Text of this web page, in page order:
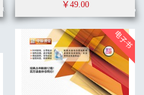
￥49.00